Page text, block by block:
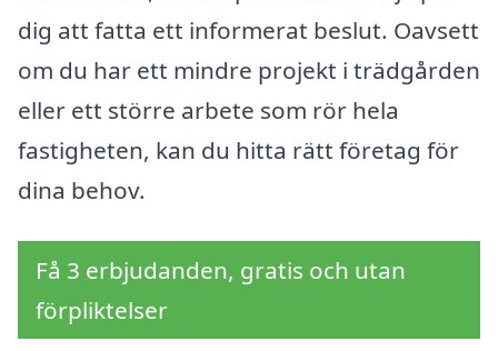
dig att fatta ett informerat beslut. Oavsett
om du har ett mindre projekt i trädgården
eller ett större arbete som rör hela
fastigheten, kan du hitta rätt företag för
dina behov.
Få 3 erbjudanden, gratis och utan
förpliktelser